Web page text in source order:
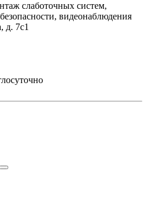
слаботочных систем,
видеонаблюдения
д. 7с1